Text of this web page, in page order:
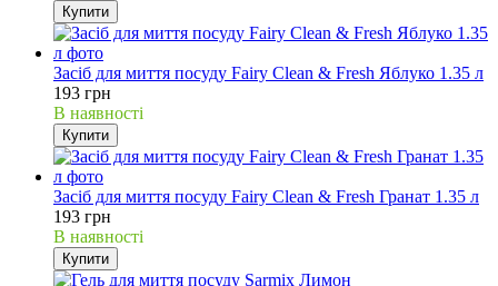
Купити
Засіб для миття посуду Fairy Clean & Fresh Яблуко 1.35 л
193 грн
В наявності
Купити
Засіб для миття посуду Fairy Clean & Fresh Гранат 1.35 л
193 грн
В наявності
Купити